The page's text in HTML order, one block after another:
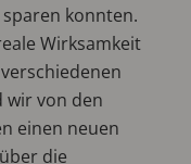
konnten.
Wirksamkeit
wir von den
einen neuen
die